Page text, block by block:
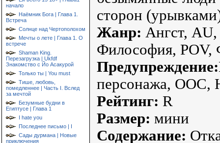
начало
Наёмник Бога | Глава 1.
Встреча
Солнце над Чертополохом
Мечты о лете | Глава 1. О
встрече
Shaman King.
Перезагрузка | Ukfdf
Знакомство с Йо Асакурой
Только ты | You must
Тише, любовь,
помедленнее | Часть I. Вслед
за мечтой
Безумные будни в
Египтусе | Глава 1
I hate you
Последнее письмо | I
Сады дурмана | Новые
приключения
сторон
Жанр: Ангст,
Философия, POV,
Предупреждение:
персонажа, OOC,
Рейтинг: R
Размер: мини
Содержание: